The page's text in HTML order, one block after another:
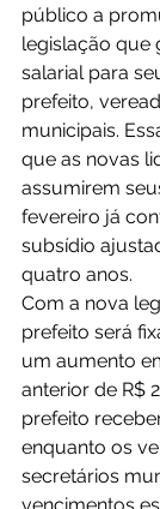
público a
legislação que
salarial para
prefeito,
municipais.
que as novas
assumirem
fevereiro já
subsídio
quatro anos.
Com a nova
prefeito será
um aumento
anterior de R$
prefeito
enquanto os
secretários